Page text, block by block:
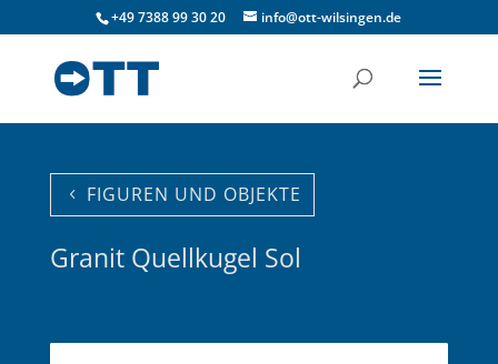
+49 7388 99 30 20 info@ott-wilsingen.de
FIGUREN UND OBJEKTE
Granit Quellkugel Sol